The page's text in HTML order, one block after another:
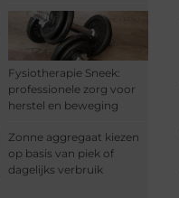
Fysiotherapie Sneek:
professionele zorg voor
herstel en beweging
Zonne aggregaat kiezen
op basis van piek of
dagelijks verbruik